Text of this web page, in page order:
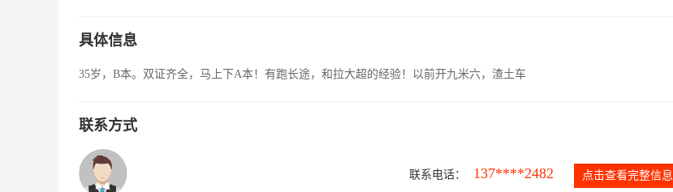
具体信息
35岁，B本。双证齐全，马上下A本！有跑长途，和拉大超的经验！以前开九米六，渣土车
联系方式
联系电话： 137****2482 点击查看完整信息